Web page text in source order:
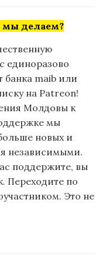
мы делаем?
единоразово
банка maib или
на Patreon!
Молдовы к
мы
новых и
независимыми.
поддержите, вы
Переходите по
Это не